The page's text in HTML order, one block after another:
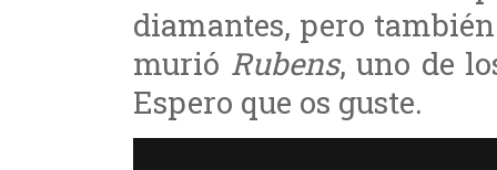
diamantes, pero
murió Rubens, uno de
Espero que os guste.